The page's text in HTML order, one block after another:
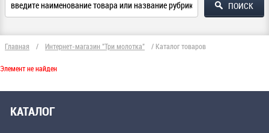
Главная / Интернет-магазин "Три молотка" / Каталог товаров
Элемент не найден
КАТАЛОГ